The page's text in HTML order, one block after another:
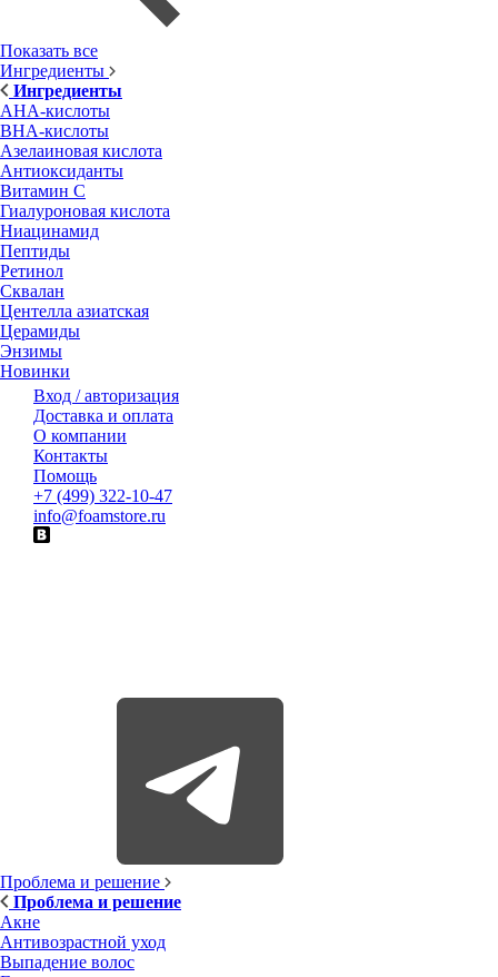
Показать все
Ингредиенты
Ингредиенты
AHA-кислоты
BHA-кислоты
Азелаиновая кислота
Антиоксиданты
Витамин С
Гиалуроновая кислота
Ниацинамид
Пептиды
Ретинол
Сквалан
Центелла азиатская
Церамиды
Энзимы
Новинки
Вход / авторизация
Доставка и оплата
О компании
Контакты
Помощь
+7 (499) 322-10-47
info@foamstore.ru
Проблема и решение
Проблема и решение
Акне
Антивозрастной уход
Выпадение волос